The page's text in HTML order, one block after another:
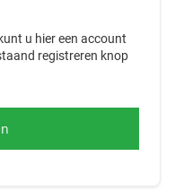
u hier een account
registreren knop